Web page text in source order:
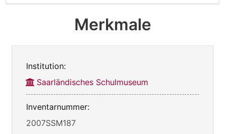
Merkmale
Institution:
Saarländisches Schulmuseum
Inventarnummer:
2007SSM187